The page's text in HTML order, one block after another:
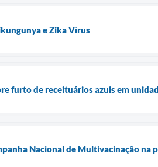
e Zika Vírus
furto de receituários azuis em
Nacional de Multivacinação na